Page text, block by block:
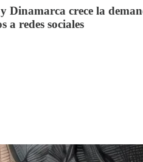
Dinamarca crece la
a redes sociales